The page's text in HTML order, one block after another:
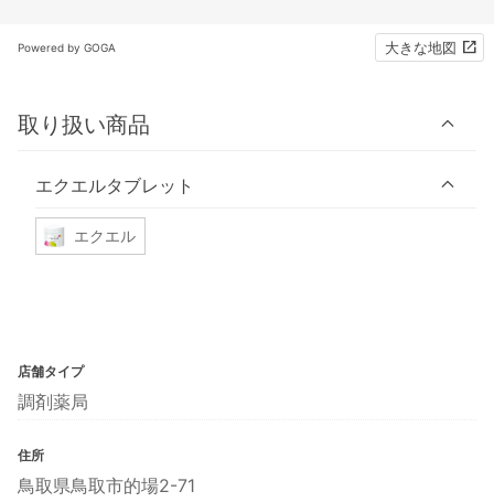
Powered by GOGA 大きな地図
取り扱い商品
エクエルタブレット
エクエル
店舗タイプ
調剤薬局
住所
鳥取県鳥取市的場2-71